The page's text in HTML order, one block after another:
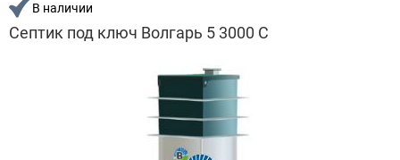
В наличии
Септик под ключ Волгарь 5 3000 С